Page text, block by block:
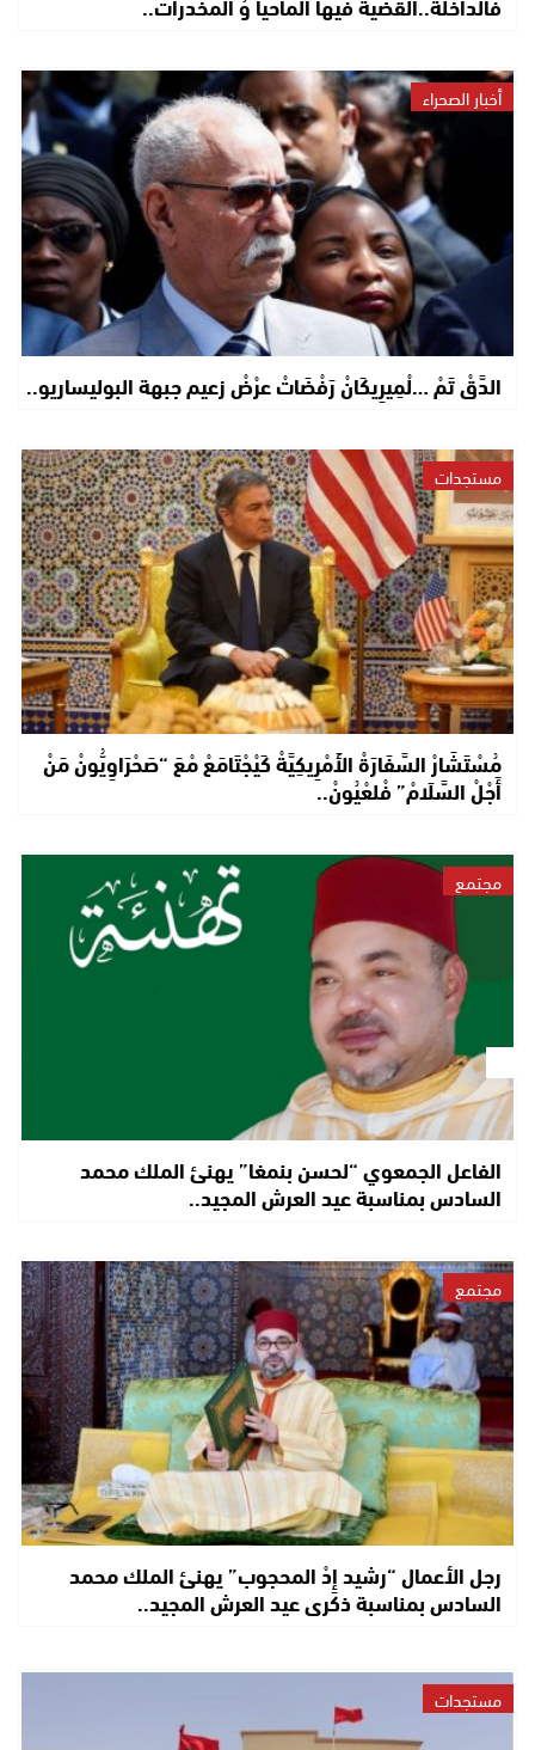
أخبار الصحراء
الدَّقْ تَمْ …لْمِيرِيكَانْ رَفْضَاتْ عرْضْ زعيم جبهة البوليساريو..
مستجدات
مُسْتَشَارْ السَّفَارَةْ الأَمْرِيكِيَّةْ كَيْجْتَامَعْ مْعَ “صَحْرَاوِيُّونْ مَنْ
أَجْلْ السَّلَامْ” فْلعْيُونْ..
مجتمع
الفاعل الجمعوي “لحسن بنمغا” يهنئ الملك محمد
السادس بمناسبة عيد العرش المجيد..
مجتمع
رجل الأعمال “رشيد إِدْ المحجوب” يهنئ الملك محمد
السادس بمناسبة ذكرى عيد العرش المجيد..
مستجدات